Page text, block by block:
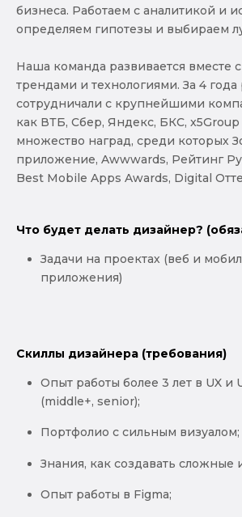
бизнеса. Работаем с аналитикой и
определяем гипотезы и выбираем
Наша команда развивается вместе
трендами и технологиями. За 4
сотрудничали с крупнейшими
как ВТБ, Сбер, Яндекс, БКС, x5Group
множество наград, среди которых
приложение, Awwwards, Рейтинг
Best Mobile Apps Awards, Digital
Что будет делать дизайнер?
Задачи на проектах (веб и
приложения)
Скиллы дизайнера (требования)
Опыт работы более 3 лет в UX и
(middle+, senior);
Портфолио с сильным визуалом;
Знания, как создавать сложные
Опыт работы в Figma;